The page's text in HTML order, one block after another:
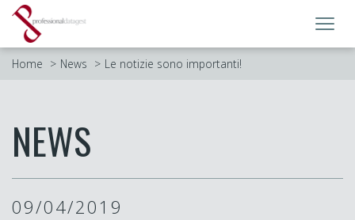
Home News Le notizie sono importanti!
NEWS
09/04/2019